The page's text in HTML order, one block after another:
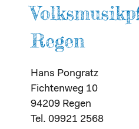
Regen
Hans Pongratz
Fichtenweg 10
94209 Regen
Tel. 09921 2568